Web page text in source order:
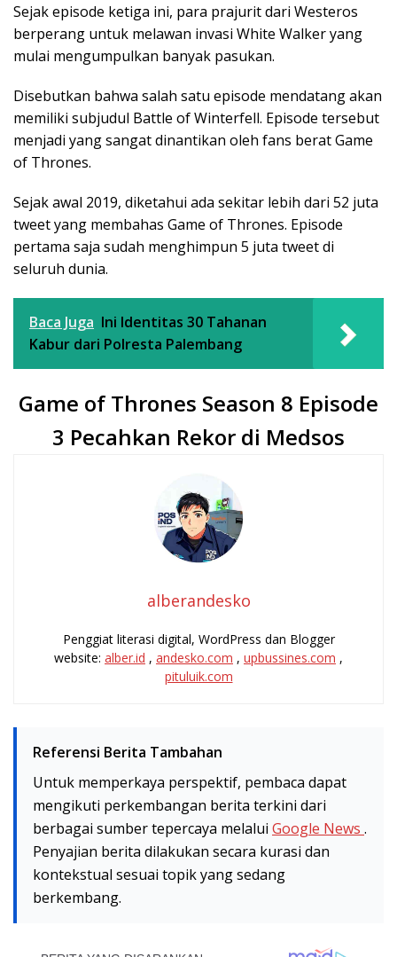
Sejak episode ketiga ini, para prajurit dari Westeros
berperang untuk melawan invasi White Walker yang
mulai mengumpulkan banyak pasukan.
Disebutkan bahwa salah satu episode mendatang akan
memiliki subjudul Battle of Winterfell. Episode tersebut
menjadi yang sangat dinantikan oleh fans berat Game
of Thrones.
Sejak awal 2019, diketahui ada sekitar lebih dari 52 juta
tweet yang membahas Game of Thrones. Episode
pertama saja sudah menghimpun 5 juta tweet di
seluruh dunia.
Baca Juga Ini Identitas 30 Tahanan
Kabur dari Polresta Palembang
Game of Thrones Season 8 Episode
3 Pecahkan Rekor di Medsos
alberandesko
Penggiat literasi digital, WordPress dan Blogger
website: alber.id , andesko.com , upbussines.com ,
pituluik.com
Referensi Berita Tambahan
Untuk memperkaya perspektif, pembaca dapat
mengikuti perkembangan berita terkini dari
berbagai sumber tepercaya melalui Google News .
Penyajian berita dilakukan secara kurasi dan
kontekstual sesuai topik yang sedang
berkembang.